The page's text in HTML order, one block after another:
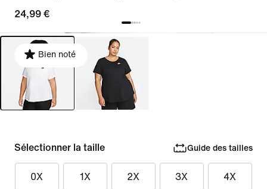
24,99 €
Bien noté
Sélectionner la taille Guide des tailles
0X 1X 2X 3X 4X